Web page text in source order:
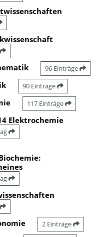
96 Einträge
90 Einträge
117 Einträge
Elektrochemie
2 Einträge